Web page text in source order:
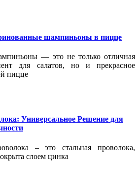
шампиньоны в пицце
— это не только отличная
для салатов, но и прекрасное
пицце
Универсальное Решение для
– это стальная проволока,
слоем цинка